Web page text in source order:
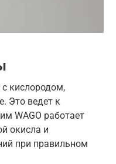
кислородом,
Это ведет к
WAGO работает
окисла и
при правильном